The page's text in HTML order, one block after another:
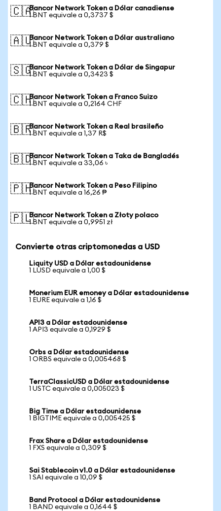
🇨🇦Bancor Network Token a Dólar canadiense
1 BNT equivale a 0,3737 $
🇦🇺Bancor Network Token a Dólar australiano
1 BNT equivale a 0,379 $
🇸🇬Bancor Network Token a Dólar de Singapur
1 BNT equivale a 0,3423 $
🇨🇭Bancor Network Token a Franco Suizo
1 BNT equivale a 0,2164 CHF
🇧🇷Bancor Network Token a Real brasileño
1 BNT equivale a 1,37 R$
🇧🇩Bancor Network Token a Taka de Bangladés
1 BNT equivale a 33,06 ৳
🇵🇭Bancor Network Token a Peso Filipino
1 BNT equivale a 16,26 ₱
🇵🇱Bancor Network Token a Złoty polaco
1 BNT equivale a 0,9951 zł
Convierte otras criptomonedas a USD
Liquity USD a Dólar estadounidense
1 LUSD equivale a 1,00 $
Monerium EUR emoney a Dólar estadounidense
1 EURE equivale a 1,16 $
API3 a Dólar estadounidense
1 API3 equivale a 0,1929 $
Orbs a Dólar estadounidense
1 ORBS equivale a 0,005468 $
TerraClassicUSD a Dólar estadounidense
1 USTC equivale a 0,005023 $
Big Time a Dólar estadounidense
1 BIGTIME equivale a 0,005425 $
Frax Share a Dólar estadounidense
1 FXS equivale a 0,309 $
Sai Stablecoin v1.0 a Dólar estadounidense
1 SAI equivale a 10,09 $
Band Protocol a Dólar estadounidense
1 BAND equivale a 0,1644 $